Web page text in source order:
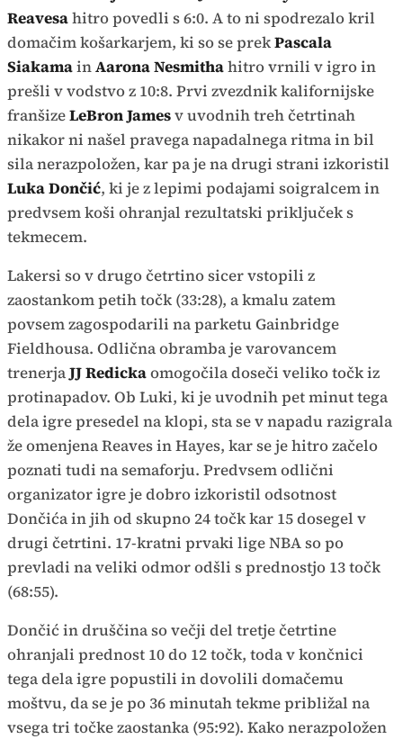
Reavesahitro povedli s 6:0. A to ni spodrezalo kril
domačim košarkarjem, ki so se prekPascala
SiakamainAarona Nesmithahitro vrnili v igro in
prešli v vodstvo z 10:8. Prvi zvezdnik kalifornijske
franšizeLeBron Jamesv uvodnih treh četrtinah
nikakor ni našel pravega napadalnega ritma in bil
sila nerazpoložen, kar pa je na drugi strani izkoristil
Luka Dončić, ki je z lepimi podajami soigralcem in
predvsem koši ohranjal rezultatski priključek s
tekmecem.
Lakersi so v drugo četrtino sicer vstopili z
zaostankom petih točk (33:28), a kmalu zatem
povsem zagospodarili na parketu Gainbridge
Fieldhousa. Odlična obramba je varovancem
trenerjaJJ Redickaomogočila doseči veliko točk iz
protinapadov. Ob Luki, ki je uvodnih pet minut tega
dela igre presedel na klopi, sta se v napadu razigrala
že omenjena Reaves in Hayes, kar se je hitro začelo
poznati tudi na semaforju. Predvsem odlični
organizator igre je dobro izkoristil odsotnost
Dončića in jih od skupno 24 točk kar 15 dosegel v
drugi četrtini. 17-kratni prvaki lige NBA so po
prevladi na veliki odmor odšli s prednostjo 13 točk
(68:55).
Dončić in druščina so večji del tretje četrtine
ohranjali prednost 10 do 12 točk, toda v končnici
tega dela igre popustili in dovolili domačemu
moštvu, da se je po 36 minutah tekme približal na
vsega tri točke zaostanka (95:92). Kako nerazpoložen